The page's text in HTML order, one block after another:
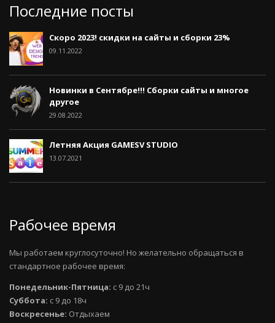
Последние посты
Скоро 2023! скидки на сайты и сборки 23%
09.11.2022
Новинки в Сентябре!!! Сборки сайты и многое
другое
29.08.2022
Летняя Акция GAMESV STUDIO
13.07.2021
Рабочее время
Мы работаем круглосуточно! Но желательно обращаться в
стандартное рабочее время:
Понедельник-Пятница: с 9 до 21ч
Суббота: с 9 до 18ч
Воскресенье: Отдыхаем